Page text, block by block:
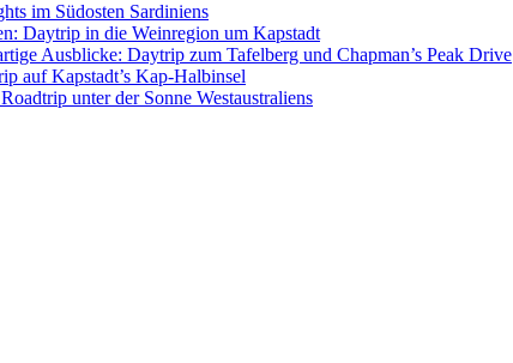
im Südosten Sardiniens
Daytrip in die Weinregion um Kapstadt
Ausblicke: Daytrip zum Tafelberg und Chapman’s Peak Drive
auf Kapstadt’s Kap-Halbinsel
unter der Sonne Westaustraliens